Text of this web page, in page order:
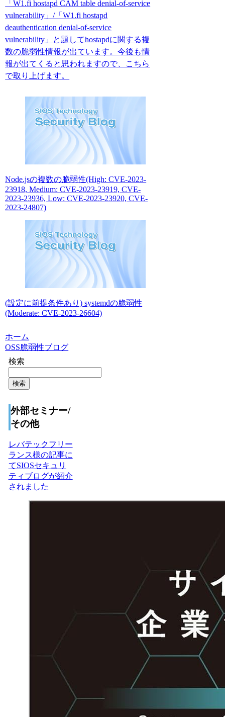
「W1.fi hostapd CAM table denial-of-service
vulnerability」/「W1.fi hostapd
deauthentication denial-of-service
vulnerability」と題してhostapdに関する複
数の脆弱性情報が出ています。今後も情
報が出てくると思われますので、こちら
で取り上げます。
Node.jsの複数の脆弱性(High: CVE-2023-
23918, Medium: CVE-2023-23919, CVE-
2023-23936, Low: CVE-2023-23920, CVE-
2023-24807)
(設定に前提条件あり) systemdの脆弱性
(Moderate: CVE-2023-26604)
ホーム
OSS脆弱性ブログ
検索
検索
外部セミナー/
その他
レバテックフリー
ランス様の記事に
てSIOSセキュリ
ティブログが紹介
されました